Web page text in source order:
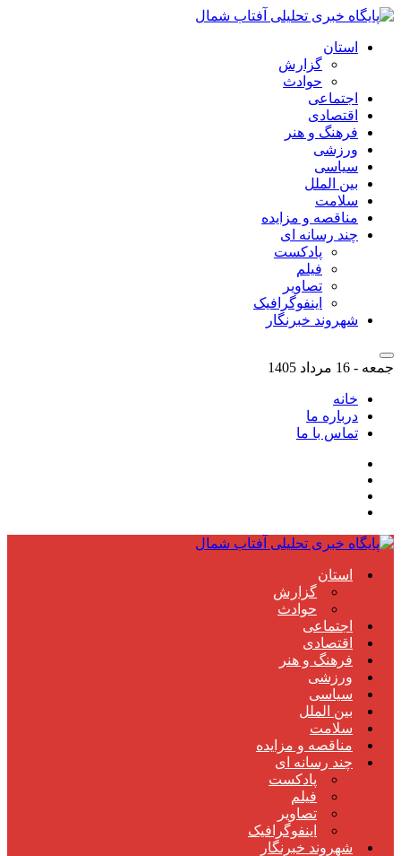
استان
گزارش
حوادث
اجتماعی
اقتصادی
فرهنگ و هنر
ورزشی
سیاسی
بین الملل
سلامت
مناقصه و مزایده
چند رسانه ای
پادکست
فیلم
تصاویر
اینفوگرافیک
شهروند خبرنگار
جمعه - 16 مرداد 1405
خانه
درباره ما
تماس با ما
استان
گزارش
حوادث
اجتماعی
اقتصادی
فرهنگ و هنر
ورزشی
سیاسی
بین الملل
سلامت
مناقصه و مزایده
چند رسانه ای
پادکست
فیلم
تصاویر
اینفوگرافیک
شهروند خبرنگار